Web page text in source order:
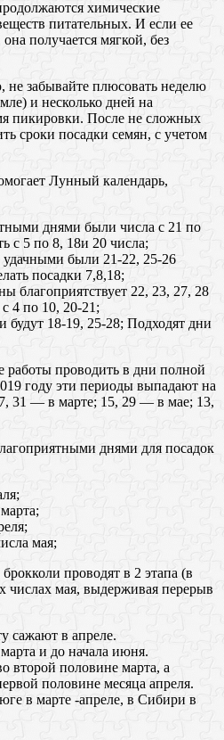
химические
питательных. И если ее
получается мягкой, без
не забывайте плюсовать неделю
и несколько дней на
пикировки. После не сложных
сроки посадки семян, с учетом
Лунный календарь,
днями были числа с 21 по
с 5 по 8, 18и 20 числа;
были 21-22, 25-26
посадки 7,8,18;
благоприятствует 22, 23, 27, 28
4 по 10, 20-21;
18-19, 25-28; Подходят дни
работы проводить в дни полной
году эти периоды выпадают на
31 — в марте; 15, 29 — в мае; 13,
днями для посадок
мая;
проводят в 2 этапа (в
числах мая, выдерживая перерыв
сажают в апреле.
и до начала июня.
второй половине марта, а
половине месяца апреля.
в марте -апреле, в Сибири в